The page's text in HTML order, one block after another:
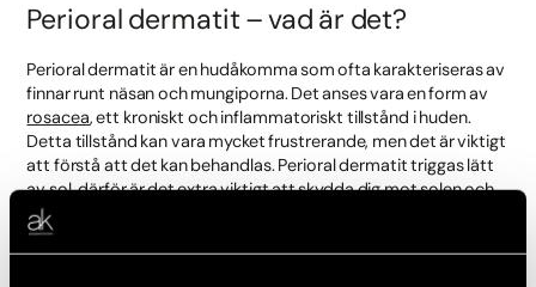
Perioral dermatit – vad är det?
Perioral dermatit är en hudåkomma som ofta karakteriseras av
finnar runt näsan och mungiporna. Det anses vara en form av
rosacea, ett kroniskt och inflammatoriskt tillstånd i huden.
Detta tillstånd kan vara mycket frustrerande, men det är viktigt
att förstå att det kan behandlas. Perioral dermatit triggas lätt
av sol, därför är det extra viktigt att skydda dig mot solen och
använda bra solskydd. Tillståendet kan även vara kopplat till
användningen av vissa hudvårdsprodukter, vilket gör det ännu
viktigare att konsultera en hudläkare för korrekt diagnos och